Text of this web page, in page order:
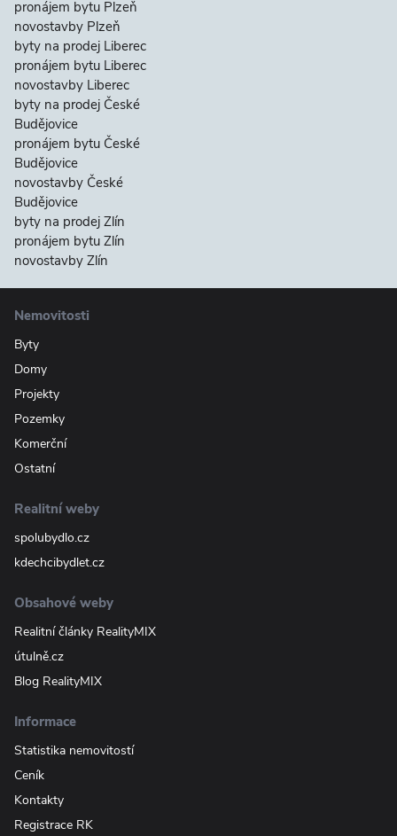
pronájem bytu Plzeň
novostavby Plzeň
byty na prodej Liberec
pronájem bytu Liberec
novostavby Liberec
byty na prodej České
Budějovice
pronájem bytu České
Budějovice
novostavby České
Budějovice
byty na prodej Zlín
pronájem bytu Zlín
novostavby Zlín
Nemovitosti
Byty
Domy
Projekty
Pozemky
Komerční
Ostatní
Realitní weby
spolubydlo.cz
kdechcibydlet.cz
Obsahové weby
Realitní články RealityMIX
útulně.cz
Blog RealityMIX
Informace
Statistika nemovitostí
Ceník
Kontakty
Registrace RK